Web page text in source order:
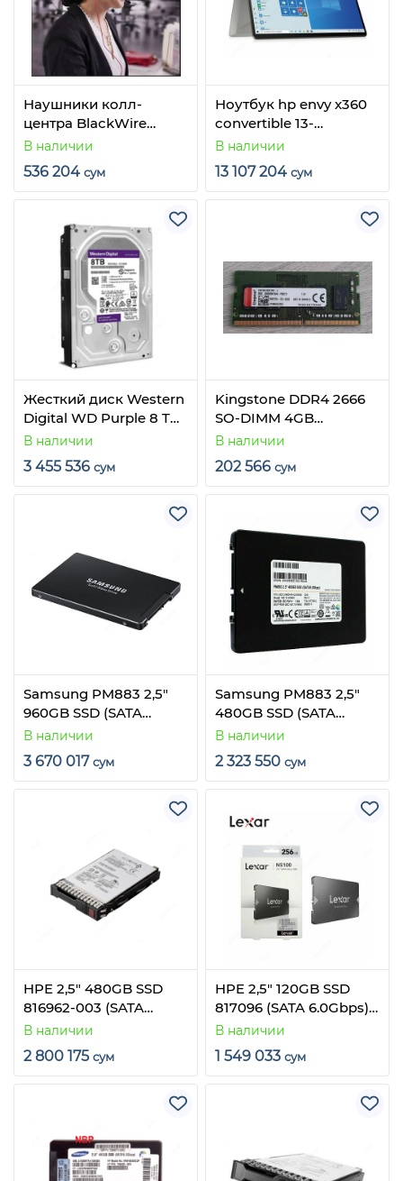
Наушники колл-
центра BlackWire
C3210-A. Гарантия.
Доставка по всему
Узбекистану.
В наличии
536 204 сум
Ноутбук hp envy x360
convertible 13-
bd0033dx
В наличии
13 107 204 сум
Жесткий диск Western
Digital WD Purple 8 TB
WD82PURZX для
систем
видеонаблюдения.
В наличии
3 455 536 сум
Kingstone DDR4 2666
SO-DIMM 4GB
профессиональный
память для ноутбуков
В наличии
202 566 сум
Samsung PM883 2,5"
960GB SSD (SATA
6.0Gbps)
В наличии
3 670 017сум
Samsung PM883 2,5"
480GB SSD (SATA
6.0Gbps)
В наличии
2 323 550 сум
HPE 2,5" 480GB SSD
816962-003 (SATA
6.0Gbps) (Samsung
SM863 MU)
В наличии
2 800 175 сум
HPE 2,5" 120GB SSD
817096 (SATA 6.0Gbps)
w/ caddy
В наличии
1 549 033 сум